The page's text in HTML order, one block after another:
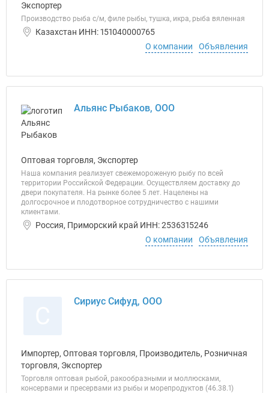
Экспортер
Производство рыба с/м, филе рыбы, тушка, икра, рыба вяленная
Казахстан ИНН: 151040000765
О компании
Объявления
Альянс Рыбаков, ООО
Оптовая торговля, Экспортер
Наша компания реализует свежемороженую рыбу по всей
территории Российской Федерации. Осуществляем доставку до
двери покупателя. На рынке более 5 лет. Нацелены на
долгосрочное и плодотворное сотрудничество с нашими
клиентами.
Россия, Приморский край ИНН: 2536315246
О компании
Объявления
Сириус Сифуд, ООО
Импортер, Оптовая торговля, Производитель, Розничная
торговля, Экспортер
Торговля оптовая рыбой, ракообразными и моллюсками,
консервами и пресервами из рыбы и морепродуктов (46.38.1)